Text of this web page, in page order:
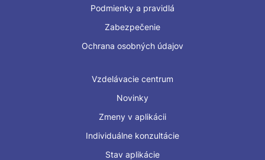
Podmienky a pravidlá
Zabezpečenie
Ochrana osobných údajov
Vzdelávacie centrum
Novinky
Zmeny v aplikácii
Individuálne konzultácie
Stav aplikácie